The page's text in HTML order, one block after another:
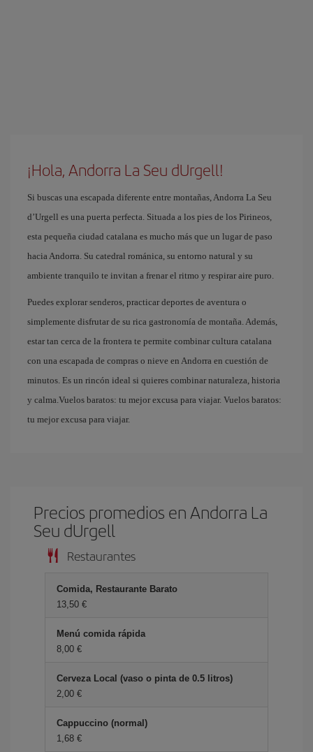
¡Hola, Andorra La Seu dUrgell!
Si buscas una escapada diferente entre montañas, Andorra La Seu
d’Urgell es una puerta perfecta. Situada a los pies de los Pirineos,
esta pequeña ciudad catalana es mucho más que un lugar de paso
hacia Andorra. Su catedral románica, su entorno natural y su
ambiente tranquilo te invitan a frenar el ritmo y respirar aire puro.
Puedes explorar senderos, practicar deportes de aventura o
simplemente disfrutar de su rica gastronomía de montaña. Además,
estar tan cerca de la frontera te permite combinar cultura catalana
con una escapada de compras o nieve en Andorra en cuestión de
minutos. Es un rincón ideal si quieres combinar naturaleza, historia
y calma.Vuelos baratos: tu mejor excusa para viajar. Vuelos baratos:
tu mejor excusa para viajar.
Precios promedios en Andorra La
Seu dUrgell
Restaurantes
Comida, Restaurante Barato
13,50 €
Menú comida rápida
8,00 €
Cerveza Local (vaso o pinta de 0.5 litros)
2,00 €
Cappuccino (normal)
1,68 €